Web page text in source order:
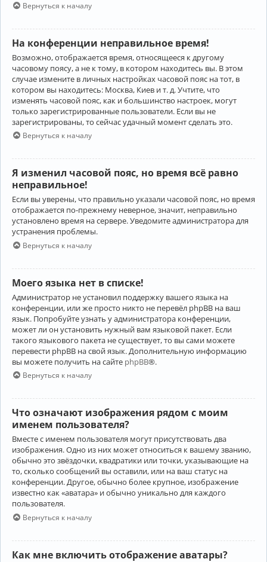
Вернуться к началу
На конференции неправильное время!
Возможно, отображается время, относящееся к другому
часовому поясу, а не к тому, в котором находитесь вы. В этом
случае измените в личных настройках часовой пояс на тот, в
котором вы находитесь: Москва, Киев и т. д. Учтите, что
изменять часовой пояс, как и большинство настроек, могут
только зарегистрированные пользователи. Если вы не
зарегистрированы, то сейчас удачный момент сделать это.
Вернуться к началу
Я изменил часовой пояс, но время всё равно
неправильное!
Если вы уверены, что правильно указали часовой пояс, но время
отображается по-прежнему неверное, значит, неправильно
установлено время на сервере. Уведомите администратора для
устранения проблемы.
Вернуться к началу
Моего языка нет в списке!
Администратор не установил поддержку вашего языка на
конференции, или же просто никто не перевёл phpBB на ваш
язык. Попробуйте узнать у администратора конференции,
может ли он установить нужный вам языковой пакет. Если
такого языкового пакета не существует, то вы сами можете
перевести phpBB на свой язык. Дополнительную информацию
вы можете получить на сайте phpBB®.
Вернуться к началу
Что означают изображения рядом с моим
именем пользователя?
Вместе с именем пользователя могут присутствовать два
изображения. Одно из них может относиться к вашему званию,
обычно это звёздочки, квадратики или точки, указывающие на
то, сколько сообщений вы оставили, или на ваш статус на
конференции. Другое, обычно более крупное, изображение
известно как «аватара» и обычно уникально для каждого
пользователя.
Вернуться к началу
Как мне включить отображение аватары?